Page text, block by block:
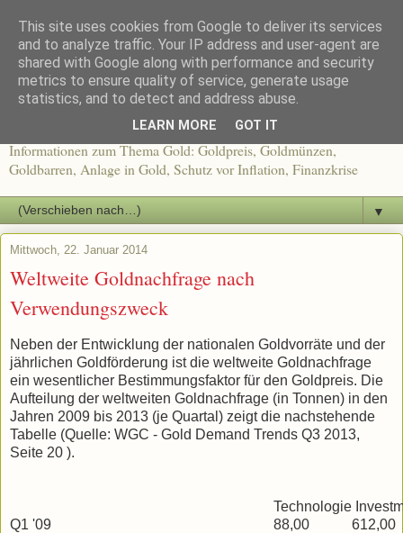
Gold kaufen - Buy Gold
Informationen zum Thema Gold: Goldpreis, Goldmünzen,
Goldbarren, Anlage in Gold, Schutz vor Inflation, Finanzkrise
▼
Mittwoch, 22. Januar 2014
Weltweite Goldnachfrage nach
Verwendungszweck
Neben der Entwicklung der nationalen Goldvorräte und der
jährlichen Goldförderung ist die weltweite Goldnachfrage
ein wesentlicher Bestimmungsfaktor für den Goldpreis. Die
Aufteilung der weltweiten Goldnachfrage (in Tonnen) in den
Jahren 2009 bis 2013 (je Quartal) zeigt die nachstehende
Tabelle (Quelle: WGC - Gold Demand Trends Q3 2013,
Seite 20 ).
Technologie
Q1 '09
88,00
612,00
This site uses cookies from Google to deliver its services
and to analyze traffic. Your IP address and user-agent are
shared with Google along with performance and security
metrics to ensure quality of service, generate usage
statistics, and to detect and address abuse.
LEARN MORE GOT IT